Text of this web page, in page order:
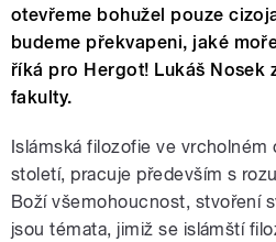
otevřeme bohužel pouze
budeme překvapeni, jaké
říká pro Hergot! Lukáš Nosek
fakulty.
Islámská filozofie ve
století, pracuje především s
Boží všemohoucnost, stvoření
jsou témata, jimiž se islámští